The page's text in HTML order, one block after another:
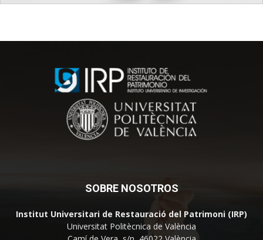
SOBRE NOSOTROS
Institut Universitari de Restauració del Patrimoni (IRP)
Universitat Politècnica de València